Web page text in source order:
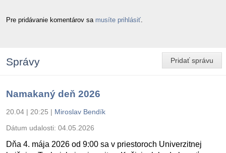
Pre pridávanie komentárov sa musíte prihlásiť
Pridať správu
Správy
Namakaný deň 2026
20.04 | 20:25 | Miroslav Bendík
Dátum udalosti: 04.05.2026
Dňa 4. mája 2026 od 9:00 sa v priestoroch Univerzitnej